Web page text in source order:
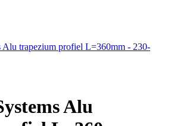
Alu trapezium profiel L=360mm - 230-
Alu